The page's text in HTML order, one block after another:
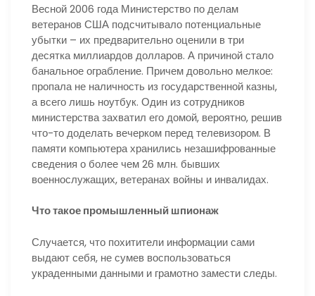
Весной 2006 года Министерство по делам
ветеранов США подсчитывало потенциальные
убытки – их предварительно оценили в три
десятка миллиардов долларов. А причиной стало
банальное ограбление. Причем довольно мелкое:
пропала не наличность из государственной казны,
а всего лишь ноутбук. Один из сотрудников
министерства захватил его домой, вероятно, решив
что-то доделать вечерком перед телевизором. В
памяти компьютера хранились незашифрованные
сведения о более чем 26 млн. бывших
военнослужащих, ветеранах войны и инвалидах.
Что такое промышленный шпионаж
Случается, что похитители информации сами
выдают себя, не сумев воспользоваться
украденными данными и грамотно замести следы.